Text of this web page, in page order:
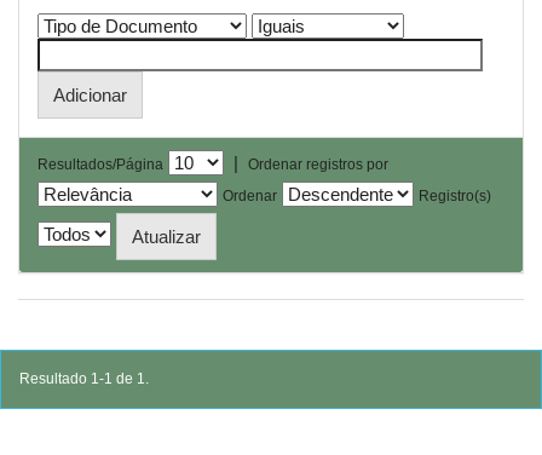
Resultados/Página |
Ordenar registros por
Ordenar
Registro(s)
Resultado 1-1 de 1.